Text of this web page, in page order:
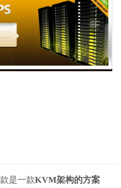
是一款KVM架构的方案